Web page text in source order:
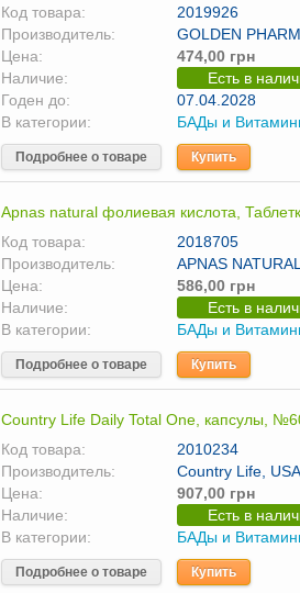
Код товара:
2019926
Производитель:
GOLDEN PHARM
Цена:
474,00 грн
Наличие:
Есть в
Годен до:
07.04.2028
В категории:
БАДы и
Подробнее о товаре Купить
Apnas natural фолиевая кислота,
Код товара:
2018705
Производитель:
APNAS NATURAL
Цена:
586,00 грн
Наличие:
Есть в
В категории:
БАДы и
Подробнее о товаре Купить
Country Life Daily Total One, капсулы,
Код товара:
2010234
Производитель:
Country Life, USA
Цена:
907,00 грн
Наличие:
Есть в
В категории:
БАДы и
Подробнее о товаре Купить